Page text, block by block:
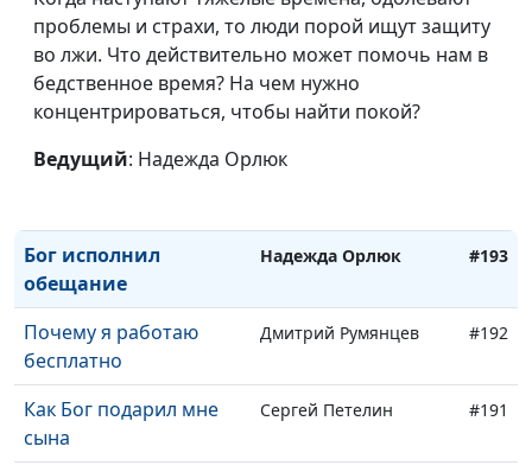
проблемы и страхи, то люди порой ищут защиту
во лжи. Что действительно может помочь нам в
бедственное время? На чем нужно
концентрироваться, чтобы найти покой?
Ведущий: Надежда Орлюк
Мое чудесное
исцеление
Надежда Орлюк #196
Рождественский
подарок
Надежда Орлюк
Как Бог ответил на
Бог исполнил
обещание
Надежда Орлюк #193
Почему я работаю
бесплатно
Дмитрий Румянцев #192
Как Бог подарил мне
сына
Сергей Петелин #191